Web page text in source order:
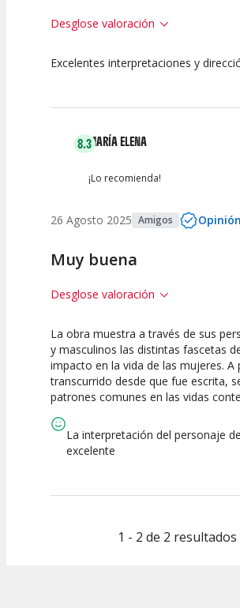
Desglose valoración
10
Espectáculo
10
Escena
10
artística
Excelentes interpretaciones y
8.3MARÍA ELENA
¡Lo recomienda!
26 Agosto 2025 Amigos
Muy buena
Desglose valoración
7.5
Calidad del
Espectáculo
7.5
Puesta en
Escena
10
artística
La obra muestra a través de sus
y masculinos las distintas fascetas
impacto en la vida de las mujeres. A
transcurrido desde que fue escrita,
patrones comunes en las vidas
La interpretación del personaje
excelente
1 - 2 de 2 resultados